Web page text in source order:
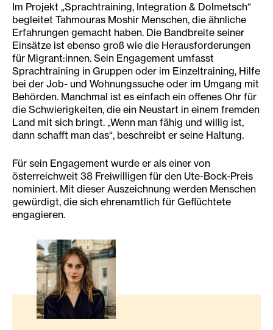
Im Projekt „Sprachtraining, Integration & Dolmetsch“
begleitet Tahmouras Moshir Menschen, die ähnliche
Erfahrungen gemacht haben. Die Bandbreite seiner
Einsätze ist ebenso groß wie die Herausforderungen
für Migrant:innen. Sein Engagement umfasst
Sprachtraining in Gruppen oder im Einzeltraining, Hilfe
bei der Job- und Wohnungssuche oder im Umgang mit
Behörden. Manchmal ist es einfach ein offenes Ohr für
die Schwierigkeiten, die ein Neustart in einem fremden
Land mit sich bringt. „Wenn man fähig und willig ist,
dann schafft man das“, beschreibt er seine Haltung.
Für sein Engagement wurde er als einer von
österreichweit 38 Freiwilligen für den Ute-Bock-Preis
nominiert. Mit dieser Auszeichnung werden Menschen
gewürdigt, die sich ehrenamtlich für Geflüchtete
engagieren.